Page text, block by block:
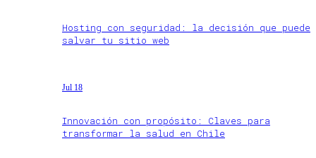
Hosting con seguridad: la decisión que puede
salvar tu sitio web
Jul 18
Innovación con propósito: Claves para
transformar la salud en Chile